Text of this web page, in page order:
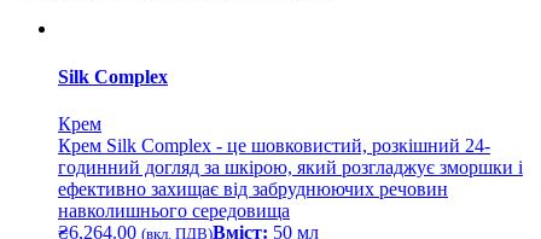
Silk Complex
Крем
Крем Silk Complex - це шовковистий, розкішний 24-
годинний догляд за шкірою, який розгладжує зморшки і
ефективно захищає від забруднюючих речовин
навколишнього середовища
₴6,264.00 (вкл. ПДВ)Вміст: 50 мл